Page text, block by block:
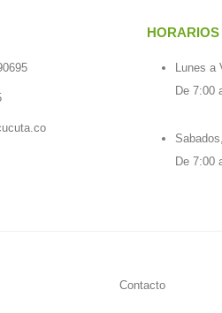
Lunes a
De 7:00
De 7:00
Contacto